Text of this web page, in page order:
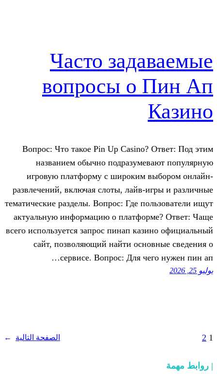
Часто
вопросы о
Вопрос: Что такое Pin Up Casino?
названием обычно
игровую платформу с широким
развлечений, включая слоты, лайв-
тематические разделы. Вопрос: Где
актуальную информацию о
всего используется запрос пинап
сайт, позволяющий найти
сервисе. Вопрос: Для